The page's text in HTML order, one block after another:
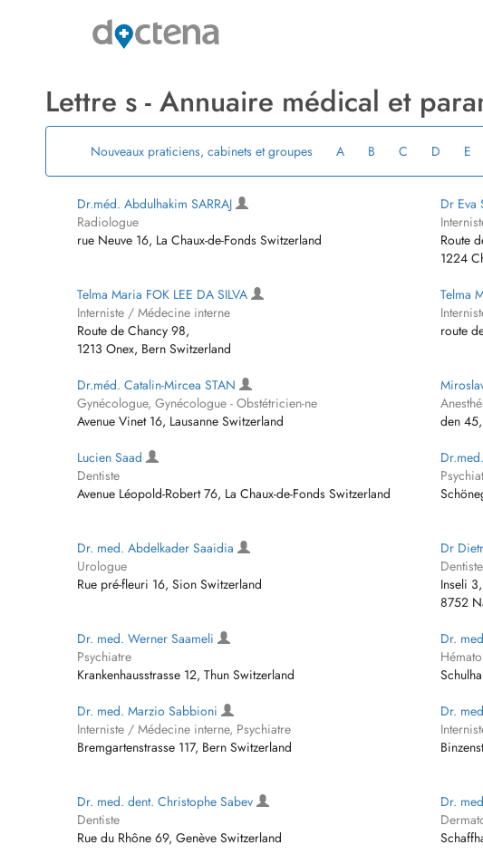
Lettre s ­- Annuaire médical et
Nouveaux praticiens, cabinets et groupes A B C D E
Dr.méd. Abdulhakim SARRAJ
Radiologue
rue Neuve 16, La Chaux-de-Fonds Switzerland
Dr Eva
Route
1224
Telma Maria FOK LEE DA SILVA
Interniste / Médecine interne
Route de Chancy 98,
1213 Onex, Bern Switzerland
Telma
route
Dr.méd. Catalin-Mircea STAN
Gynécologue, Gynécologue - Obstétricien-ne
Avenue Vinet 16, Lausanne Switzerland
den
Lucien Saad
Dentiste
Avenue Léopold-Robert 76, La Chaux-de-Fonds Switzerland
Dr. med. Abdelkader Saaidia
Urologue
Rue pré-fleuri 16, Sion Switzerland
Dr
Dentiste
Inseli 3,
8752
Dr. med. Werner Saameli
Psychiatre
Krankenhausstrasse 12, Thun Switzerland
Dr.
Dr. med. Marzio Sabbioni
Interniste / Médecine interne, Psychiatre
Bremgartenstrasse 117, Bern Switzerland
Dr.
Dr. med. dent. Christophe Sabev
Dentiste
Rue du Rhône 69, Genève Switzerland
Dr.